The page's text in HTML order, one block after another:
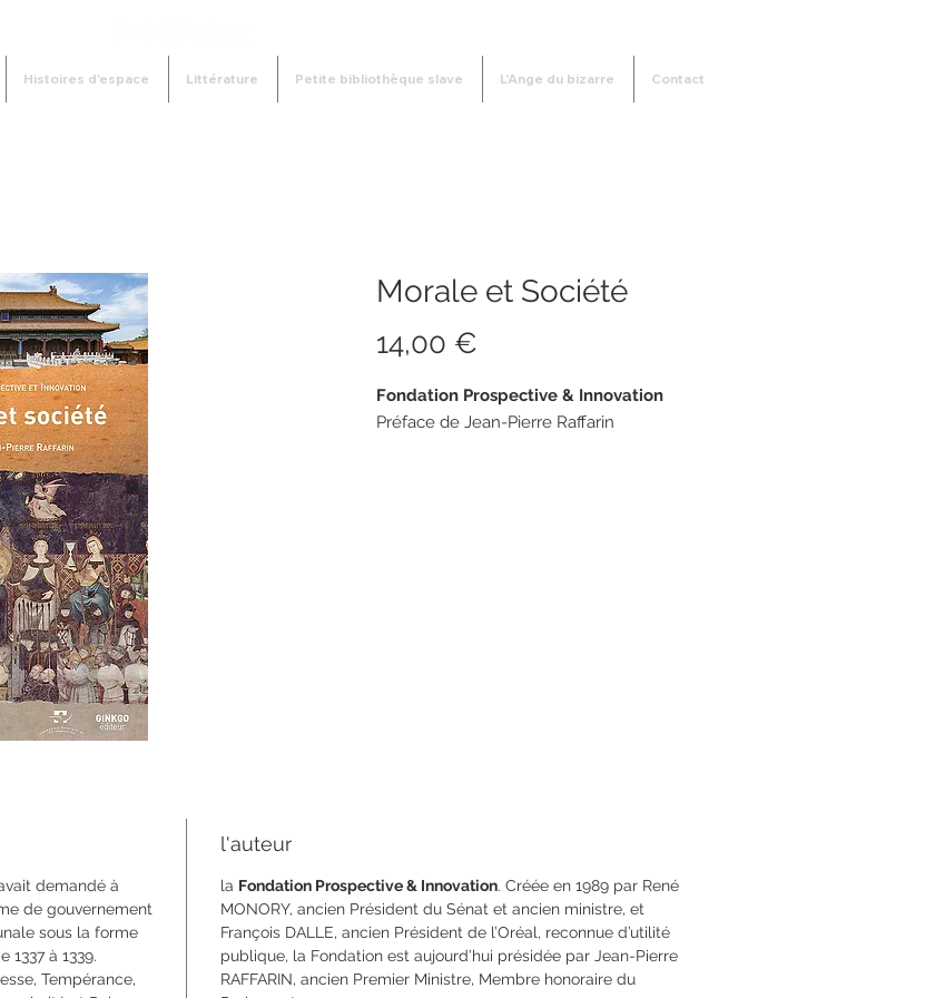
Histoires d'espace Littérature Petite bibliothèque slave L'Ange du bizarre Contact
Morale et Société
14,00 €
Fondation Prospective & Innovation
Préface de Jean-Pierre Raffarin
demandé à
de gouvernement
sous la forme
1337 à 1339.
Tempérance,
l'auteur
la Fondation Prospective & Innovation. Créée en 1989 par René
MONORY, ancien Président du Sénat et ancien ministre, et
François DALLE, ancien Président de l’Oréal, reconnue d’utilité
publique, la Fondation est aujourd’hui présidée par Jean-Pierre
RAFFARIN, ancien Premier Ministre, Membre honoraire du